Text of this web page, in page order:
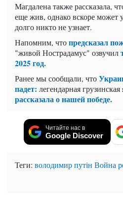
Магдалена также рассказала,
еще жив, однако вскоре может
долго никто не узнает.
Напомним, чтопредсказал
"живой Нострадамус" озвучил
2025 год.
Ранее мы сообщали, что
падет: легендарная
рассказала о нашей победе.
Читайте нас в
Google Discover
Теги: володимир путін Война